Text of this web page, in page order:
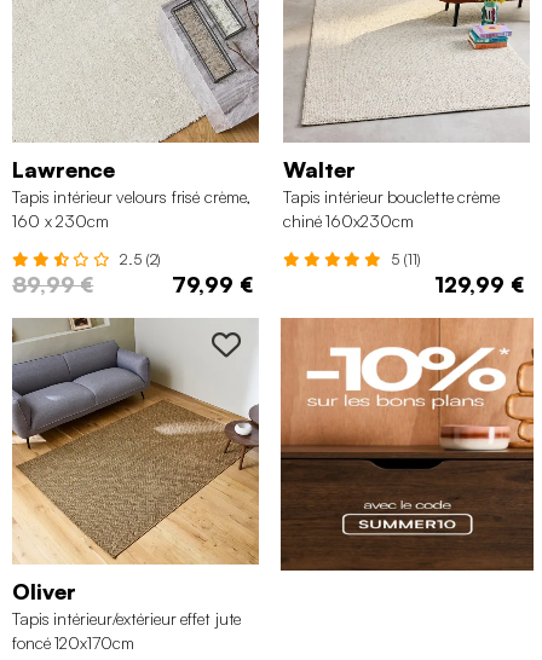
Lawrence
Tapis intérieur velours frisé crème,
160 x 230cm
2.5 (2)
89,99 € 79,99 €
Walter
Tapis intérieur bouclette crème
chiné 160x230cm
5 (11)
129,99 €
Oliver
Tapis intérieur/extérieur effet jute
foncé 120x170cm